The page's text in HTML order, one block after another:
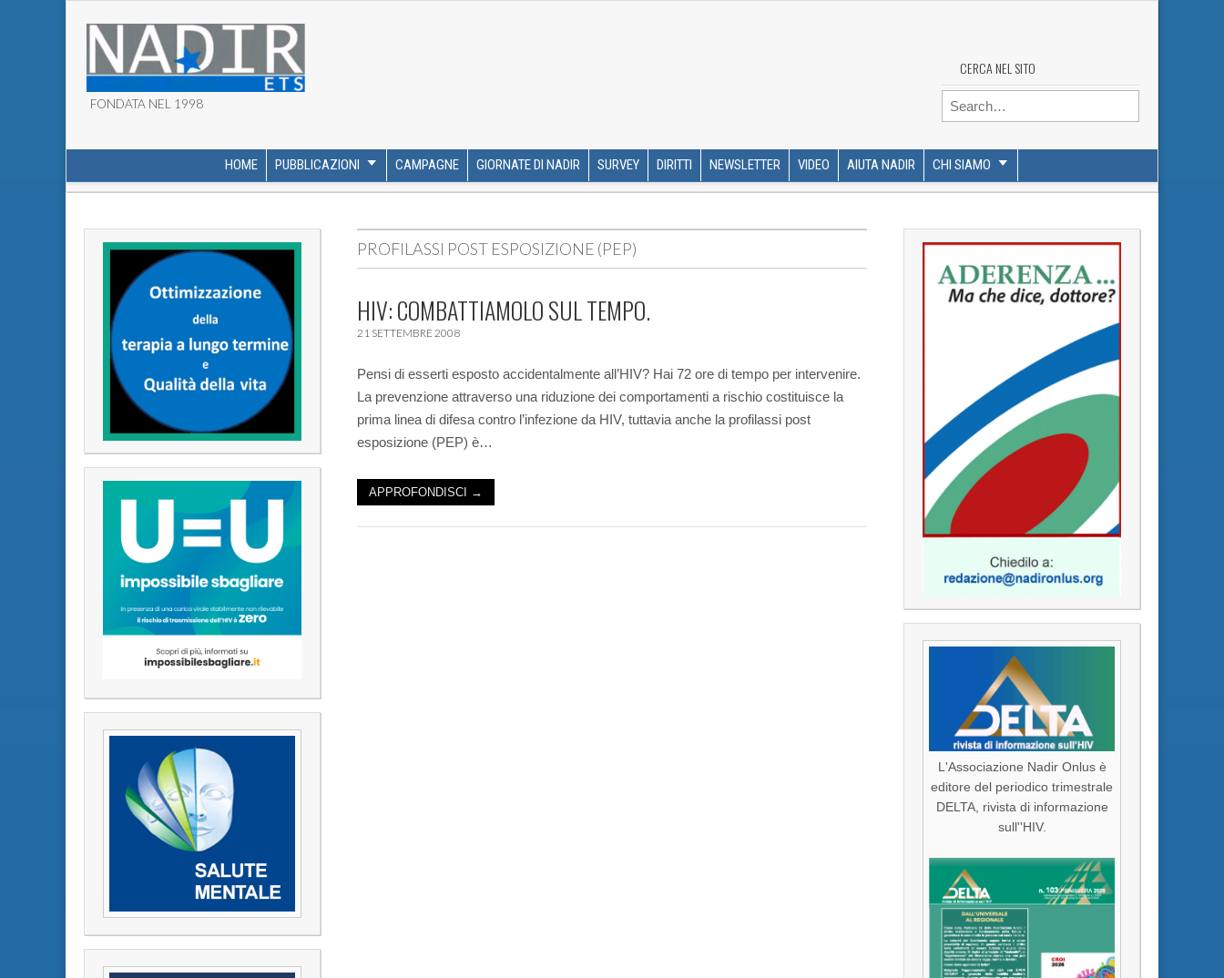
ASSOCIAZIONE NADIR ETS
FONDATA NEL 1998
CERCA NEL SITO
Search for:
MAIN MENU
SKIP TO CONTENT
HOME PUBBLICAZIONI CAMPAGNE GIORNATE DI NADIR SURVEY DIRITTI NEWSLETTER VIDEO AIUTA NADIR CHI SIAMO
SUB MENU
PROFILASSI POST ESPOSIZIONE (PEP)
HIV: COMBATTIAMOLO SUL TEMPO.
21 SETTEMBRE 2008
Pensi di esserti esposto accidentalmente all’HIV? Hai 72 ore di tempo per intervenire.
La prevenzione attraverso una riduzione dei comportamenti a rischio costituisce la
prima linea di difesa contro l’infezione da HIV, tuttavia anche la profilassi post
esposizione (PEP) è…
APPROFONDISCI →
L'Associazione Nadir Onlus è
editore del periodico trimestrale
DELTA, rivista di informazione
sull''HIV.